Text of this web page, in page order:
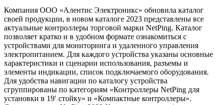
Компания ООО «Алентис Электроникс» обновила каталог
своей продукции, в новом каталоге 2023 представлены все
актуальные контроллеры торговой марки NetPing. Каталог
позволяет кратко и в удобном формате ознакомиться с
устройствами для мониторинга и удаленного управления
электропитанием. Для каждого устройства указаны основные
характеристики и сценарии использования, разъемы и
элементы индикации, список подключаемого оборудования.
Для удобства навигации по каталогу устройства
сгруппированы по категориям «Контроллеры NetPing для
установки в 19′ стойку» и «Компактные контроллеры».